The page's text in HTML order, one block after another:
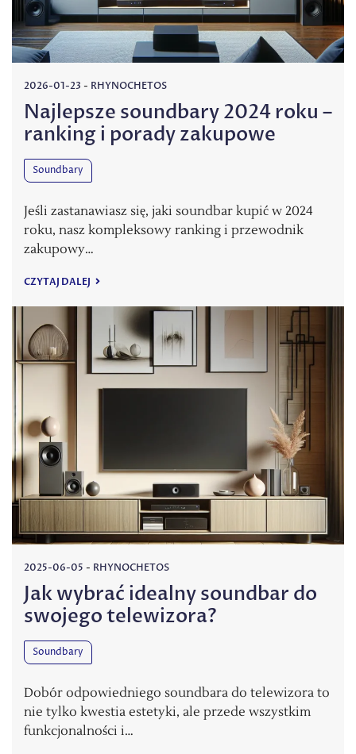
2026-01-23 - RHYNOCHETOS
Najlepsze soundbary 2024 roku –
ranking i porady zakupowe
Soundbary
Jeśli zastanawiasz się, jaki soundbar kupić w 2024
roku, nasz kompleksowy ranking i przewodnik
zakupowy…
CZYTAJ DALEJ
2025-06-05 - RHYNOCHETOS
Jak wybrać idealny soundbar do
swojego telewizora?
Soundbary
Dobór odpowiedniego soundbara do telewizora to
nie tylko kwestia estetyki, ale przede wszystkim
funkcjonalności i…